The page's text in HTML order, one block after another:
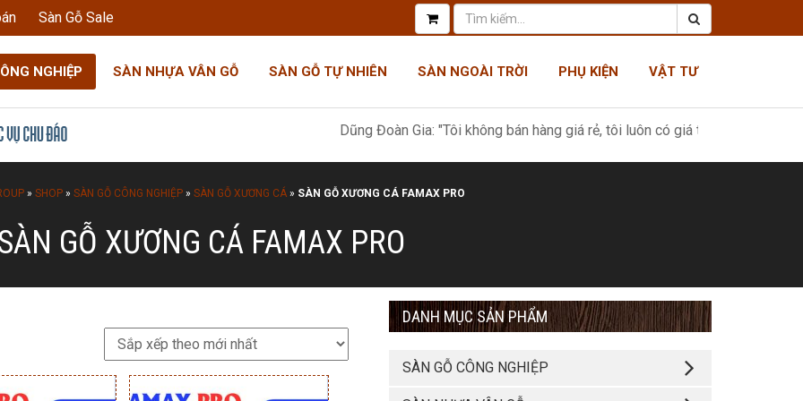
Sàn Gỗ Sale
NGHIỆP SÀN NHỰA VÂN GỖ SÀN GỖ TỰ NHIÊN SÀN NGOÀI TRỜI PHỤ KIỆN VẬT TƯ
Dũng Đoàn Gia: "Tôi không bán hàng giá rẻ, tôi luôn có giá tốt nhất, như một món
» SHOP » SÀN GỖ CÔNG NGHIỆP » SÀN GỖ XƯƠNG CÁ » SÀN GỖ XƯƠNG CÁ FAMAX PRO
GỖ XƯƠNG CÁ FAMAX PRO
DANH MỤC SẢN PHẨM
SÀN GỖ CÔNG NGHIỆP